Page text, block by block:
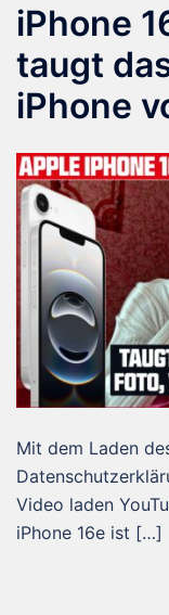
iPhone
taugt
iPhone
Mit dem Laden
Video laden
iPhone 16e ist […]